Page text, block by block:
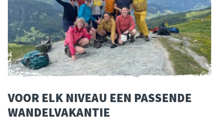
VOOR ELK NIVEAU EEN PASSENDE
WANDELVAKANTIE